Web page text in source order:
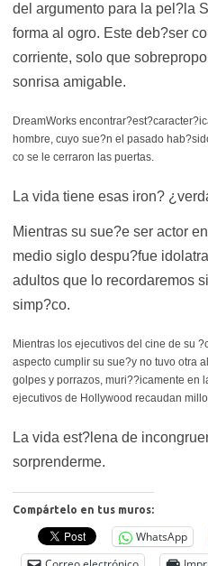
del argumento para la pel?la
forma al ogro. Este deb?ser
corriente, solo que
sonrisa amigable.
DreamWorks
hombre, cuyo sue?n el pasado
co se le cerraron las puertas.
La vida tiene esas iron?
Mientras su sue?e ser actor
medio siglo despu?fue
adultos que lo recordaremos
simp?co.
Mientras los ejecutivos del cine de su
aspecto cumplir su sue?y no tuvo otra
golpes y porrazos, muri??icamente en
ejecutivos de Hollywood recaudan
La vida est?lena de
sorprenderme.
Compártelo en tus muros:
WhatsApp